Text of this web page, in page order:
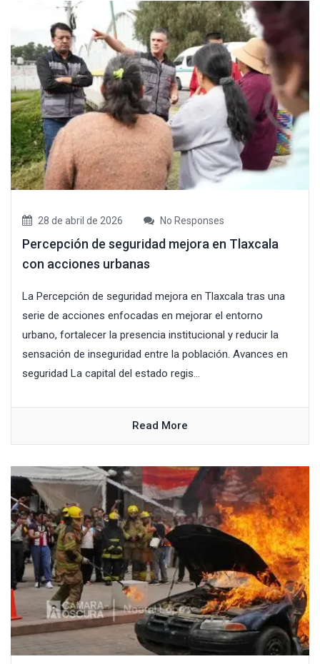
28 de abril de 2026 No Responses
Percepción de seguridad mejora en Tlaxcala
con acciones urbanas
La Percepción de seguridad mejora en Tlaxcala tras una
serie de acciones enfocadas en mejorar el entorno
urbano, fortalecer la presencia institucional y reducir la
sensación de inseguridad entre la población. Avances en
seguridad La capital del estado regis...
Read More